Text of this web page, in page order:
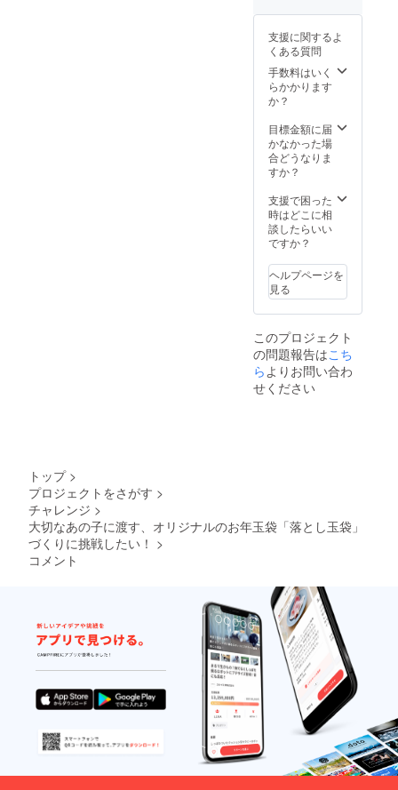
ネー
ム、ブ
ログ
名、屋
号、法
人名な
なけれ
ば、ク
ラウド
グで得
られた
支援者
様の情
とにお
掲載し
ます。
て、
メール
の受信
をご希
望の場
合 ※2 お
します
が、ご
希望の
にご記
入くだ
さい。
本
ニック
ム、ブ
ログ
号、法
人名な
ど。
記載が
報をも
ます。
※3 公序
良俗・
法令を
順守。
酒やた
ばこも
ご遠慮
くださ
い。
サ
イズ
は、横
150mm
備考欄
にご記
入くだ
さい。
本
名、
ム、ブ
ログ
名、屋
ど。
記載が
なけれ
ば、ク
ファン
ディン
グで得
られた
様の情
報をも
とにお
名前を
掲載し
ただい
たのお
名前
を、ブ
ログや
Twitter
掲載 ※2
・落と
し玉袋
36枚
（い
ぬ・う
さぎ・
ぱんだ
各12
枚） ・
Y.
CREST
ジナル
グッズ
あなた
×Y.
CREST
シャツ
のサイ
選びく
ださ
い） ・
広告チ
ラシA4
サイズ
全面の
広告ス
ペース
（リ
ターン
に同
封、
ネット
支援に関するよ
くある質問
手数料はいく
らかかります
か？
目標金額に届
かなかった場
合どうなりま
すか？
支援で困った
時はどこに相
談したらいい
ですか？
ヘルプページを
見る
このプロジェクト
の問題報告はこち
らよりお問い合わ
せください
トップ >
プロジェクトをさがす >
チャレンジ >
大切なあの子に渡す、オリジナルのお年玉袋「落とし玉袋」
づくりに挑戦したい！ >
コメント